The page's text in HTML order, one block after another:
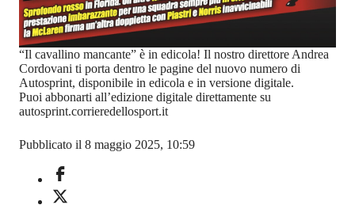
“Il cavallino mancante” è in edicola! Il nostro direttore Andrea
Cordovani ti porta dentro le pagine del nuovo numero di
Autosprint, disponibile in edicola e in versione digitale.
Puoi abbonarti all’edizione digitale direttamente su
autosprint.corrieredellosport.it
Pubblicato il 8 maggio 2025, 10:59